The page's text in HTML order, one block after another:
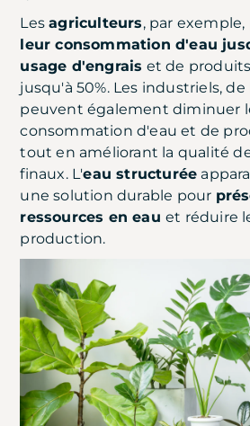
Lesagriculteurs, par
leur consommation d'eau
usage d'engrais et de
jusqu'à 50%. Les industriels,
peuvent également diminuer
consommation d'eau et de
tout en améliorant la qualité
finaux. L'eau structurée
une solution durable pour
ressources en eau et réduire
production.